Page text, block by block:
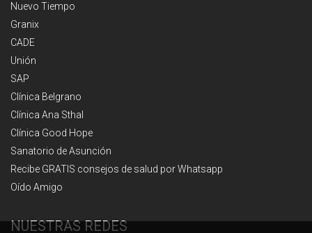
Nuevo Tiempo
Granix
CADE
Unión
SAP
Clínica Belgrano
Clínica Ana Sthal
Clínica Good Hope
Sanatorio de Asunción
Recibe GRATIS consejos de salud por Whatsapp
Oído Amigo
NUESTRAS REDES